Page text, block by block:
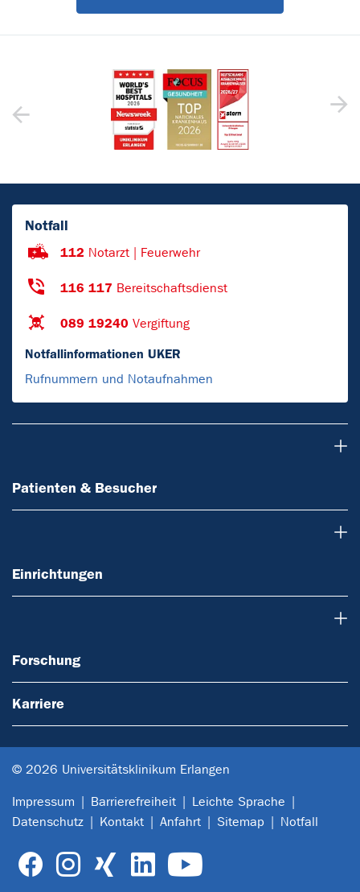
Notfall
112 Notarzt | Feuerwehr
116 117 Bereitschaftsdienst
089 19240 Vergiftung
Notfallinformationen UKER
Rufnummern und Notaufnahmen
Patienten & Besucher
Einrichtungen
Forschung
Karriere
© 2026 Universitätsklinikum Erlangen
Impressum Barrierefreiheit
Leichte Sprache
Datenschutz
Kontakt Anfahrt Sitemap Notfall